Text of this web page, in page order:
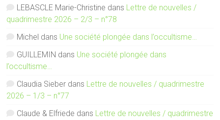
LEBASCLE Marie-Christine dans Lettre de nouvelles /
quadrimestre 2026 – 2/3 – n°78
Michel dans Une société plongée dans l’occultisme…
GUILLEMIN dans Une société plongée dans
l’occultisme…
Claudia Sieber dans Lettre de nouvelles / quadrimestre
2026 – 1/3 – n°77
Claude & Elfriede dans Lettre de nouvelles / quadrimestre